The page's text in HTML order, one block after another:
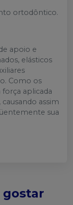
ortodôntico.
apoio e
elásticos
Como os
força aplicada
assim
sua
gostar